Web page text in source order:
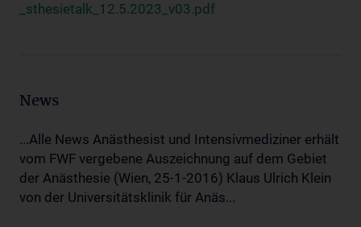
_sthesietalk_12.5.2023_v03.pdf
News
...Alle News Anästhesist und Intensivmediziner erhält
vom FWF vergebene Auszeichnung auf dem Gebiet
der Anästhesie (Wien, 25-1-2016) Klaus Ulrich Klein
von der Universitätsklinik für Anäs...